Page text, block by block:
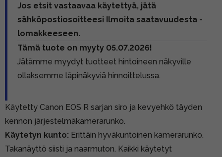
Jos etsit vastaavaa käytettyä, jätä
sähköpostiosoitteesi Ilmoita saatavuudesta -
lomakkeeseen.
Tämä tuote on myyty 05.07.2026!
Jätämme myydyt tuotteet hintoineen näkyville
ollaksemme läpinäkyviä hinnoittelussa.
Käytetty Canon EOS R sarjan siro ja kevyehkö täyden
kennon järjestelmäkamerarunko.
Käytetyn kunto: Erittäin hyväkuntoinen kamerarunko.
Takanäyttö siisti ja naarmuton. Kaikki käytetyt